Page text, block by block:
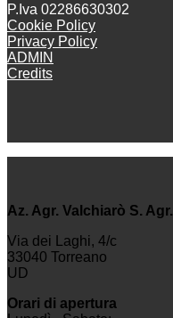
P.Iva 02286630302
Cookie Policy
Privacy Policy
ADMIN
Credits
Az. Agr. Valchiarò S. Agr.
Via dei Laghi, 4/c
33040 Torreano
UD
Orari di apertura